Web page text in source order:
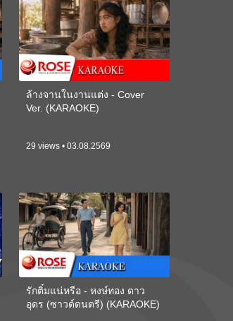
ล้างจานในงานแต่ง - Cover
Ver. (KARAOKE)
29 views • 03.08.2569
รักติ๋มแน่หรือ - หงษ์ทอง ดาว
อุดร (ซาวด์ดนตรี) (KARAOKE)